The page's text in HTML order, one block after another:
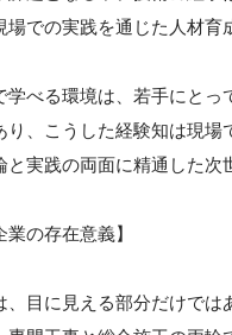
での実践を通じた人材育
学べる環境は、若手にと
り、こうした経験知は現
実践の両面に精通した次
の存在意義】
目に見える部分だけで